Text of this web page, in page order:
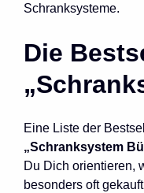
Schranksysteme.
Die
Eine Liste der
„Schranksystem
Du Dich orientieren,
besonders oft